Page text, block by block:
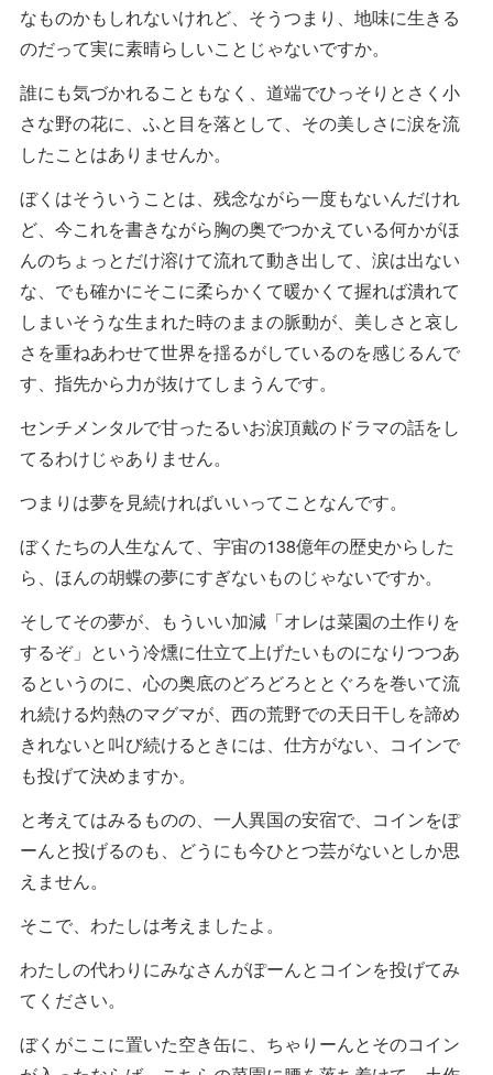
なものかもしれないけれど、そうつまり、地味に生きる
のだって実に素晴らしいことじゃないですか。
誰にも気づかれることもなく、道端でひっそりとさく小
さな野の花に、ふと目を落として、その美しさに涙を流
したことはありませんか。
ぼくはそういうことは、残念ながら一度もないんだけれ
ど、今これを書きながら胸の奥でつかえている何かがほ
んのちょっとだけ溶けて流れて動き出して、涙は出ない
な、でも確かにそこに柔らかくて暖かくて握れば潰れて
しまいそうな生まれた時のままの脈動が、美しさと哀し
さを重ねあわせて世界を揺るがしているのを感じるんで
す、指先から力が抜けてしまうんです。
センチメンタルで甘ったるいお涙頂戴のドラマの話をし
てるわけじゃありません。
つまりは夢を見続ければいいってことなんです。
ぼくたちの人生なんて、宇宙の138億年の歴史からした
ら、ほんの胡蝶の夢にすぎないものじゃないですか。
そしてその夢が、もういい加減「オレは菜園の土作りを
するぞ」という冷燻に仕立て上げたいものになりつつあ
るというのに、心の奥底のどろどろととぐろを巻いて流
れ続ける灼熱のマグマが、西の荒野での天日干しを諦め
きれないと叫び続けるときには、仕方がない、コインで
も投げて決めますか。
と考えてはみるものの、一人異国の安宿で、コインをぽ
ーんと投げるのも、どうにも今ひとつ芸がないとしか思
えません。
そこで、わたしは考えましたよ。
わたしの代わりにみなさんがぽーんとコインを投げてみ
てください。
ぼくがここに置いた空き缶に、ちゃりーんとそのコイン